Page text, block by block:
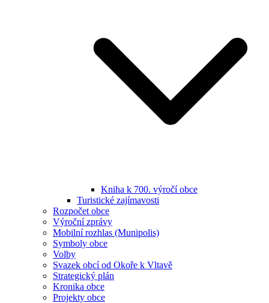
Kniha k 700. výročí obce
Turistické zajímavosti
Rozpočet obce
Výroční zprávy
Mobilní rozhlas (Munipolis)
Symboly obce
Volby
Svazek obcí od Okoře k Vltavě
Strategický plán
Kronika obce
Projekty obce